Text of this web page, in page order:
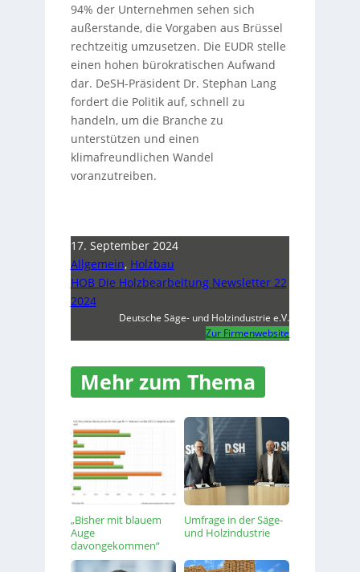
94% der Unternehmen sehen sich
außerstande, die Vorgaben aus Brüssel
rechtzeitig umzusetzen. Die EUDR stelle
einen hohen bürokratischen Aufwand
dar. DeSH-Präsident Dr. Stephan Lang
fordert die Politik auf, schnell zu
handeln, um die Branche zu
unterstützen und einen
klimafreundlichen Wandel
voranzutreiben.
17. September 2024
Allgemein, Holzbau
HOB Die Holzbearbeitung Newsletter 22
2024
Deutsche Säge- und Holzindustrie e.V.
Zur Firmenwebsite
Mehr zum Thema
„Bisher mit blauem
Auge
davongekommen“
Umfrage in der Säge-
und Holzindustrie